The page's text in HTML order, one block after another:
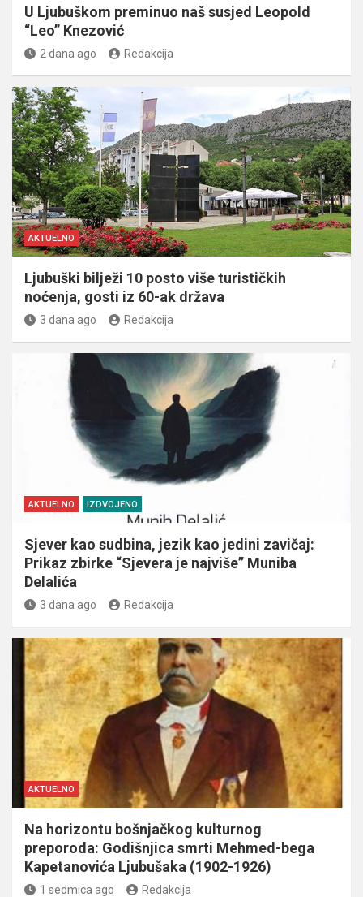
U Ljubuškom preminuo naš susjed Leopold
“Leo” Knezović
2 dana ago Redakcija
AKTUELNO
Ljubuški bilježi 10 posto više turističkih
noćenja, gosti iz 60-ak država
3 dana ago Redakcija
AKTUELNO IZDVOJENO
Sjever kao sudbina, jezik kao jedini zavičaj:
Prikaz zbirke “Sjevera je najviše” Muniba
Delalića
3 dana ago Redakcija
AKTUELNO
Na horizontu bošnjačkog kulturnog
preporoda: Godišnjica smrti Mehmed-bega
Kapetanovića Ljubušaka (1902-1926)
1 sedmica ago Redakcija